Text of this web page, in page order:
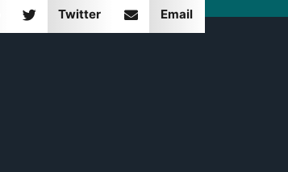
Twitter Email